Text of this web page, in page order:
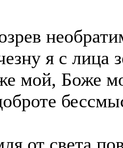
я с лица
мой, Боже